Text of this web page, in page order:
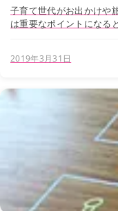
子育て世代がお出かけや
は重要なポイントになる
2019年3月31日